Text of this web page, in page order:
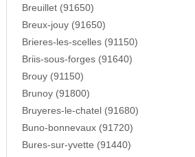
Breuillet (91650)
Breux-jouy (91650)
Brieres-les-scelles (91150)
Briis-sous-forges (91640)
Brouy (91150)
Brunoy (91800)
Bruyeres-le-chatel (91680)
Buno-bonnevaux (91720)
Bures-sur-yvette (91440)